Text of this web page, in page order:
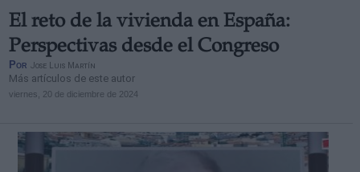
El reto de la vivienda en España:
Perspectivas desde el Congreso
Por Jose Luis Martín
Más artículos de este autor
viernes, 20 de diciembre de 2024
Derechos: